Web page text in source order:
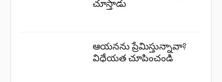
చూస్తాడు
ఆయనను ప్రేమిస్తున్నావా?
విధేయత చూపించండి